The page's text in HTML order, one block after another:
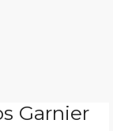
Garnier